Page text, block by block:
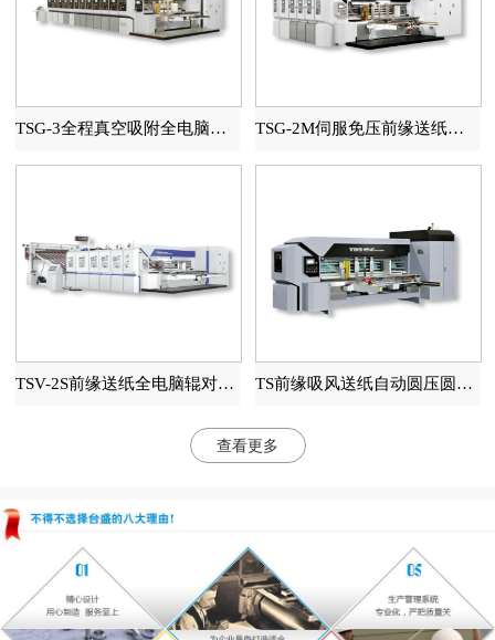
TSG-3全程真空吸附全电脑高速印刷开槽模切机 TSG-2M伺服免压前缘送纸自动水性印刷开槽模切机（全程吸附）
TSV-2S前缘送纸全电脑辊对辊高速印刷开槽模切机 TS前缘吸风送纸自动圆压圆模切机
查看更多